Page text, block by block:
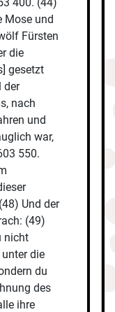
Mose und
Fürsten
die
gesetzt
der
nach
und
war,
550.
Und der
(49)
nicht
die
du
des
ihre